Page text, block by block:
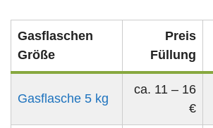
Gasflaschen
Größe
Preis
Füllung
Gasflasche 5 kg
ca. 11 – 16
€